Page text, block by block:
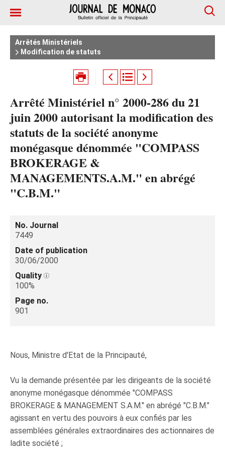
Arrêtés Ministériels
Modification de statuts
Arrêté Ministériel n° 2000-286 du 21
juin 2000 autorisant la modification des
statuts de la société anonyme
monégasque dénommée "COMPASS
BROKERAGE &
MANAGEMENTS.A.M." en abrégé
"C.B.M."
No. Journal
7449
Date of publication
30/06/2000
Quality
100%
Page no.
901
Nous, Ministre d'Etat de la Principauté,
Vu la demande présentée par les dirigeants de la société
anonyme monégasque dénommée "COMPASS
BROKERAGE & MANAGEMENT S.A.M." en abrégé "C.B.M."
agissant en vertu des pouvoirs à eux confiés par les
assemblées générales extraordinaires des actionnaires de
ladite société ;